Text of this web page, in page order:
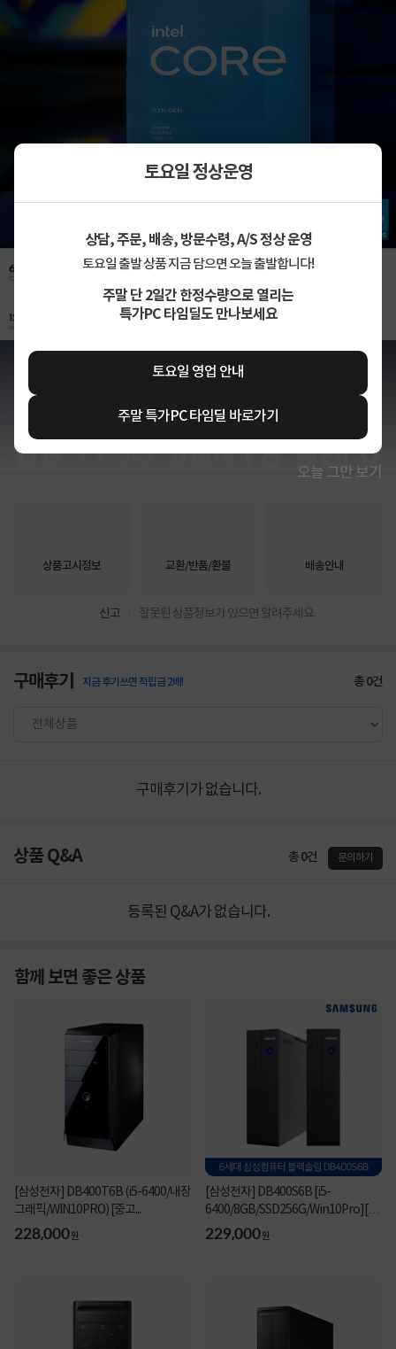
토요일 정상운영
상담, 주문, 배송, 방문수령, A/S 정상 운영
토요일 출발 상품 지금 담으면 오늘 출발합니다!
주말 단 2일간 한정수량으로 열리는
특가PC 타임딜도 만나보세요
토요일 영업 안내
주말 특가PC 타임딜 바로가기
오늘 그만 보기
상세정보 펼쳐보기
상품고시정보 교환/반품/환불 배송안내
신고 잘못된 상품정보가 있으면 알려주세요.
구매후기 지금 후기쓰면 적립금 2배! 총0건
구매후기가 없습니다.
상품 Q&A 총 0건 문의하기
등록된 Q&A가 없습니다.
함께 보면 좋은 상품
[삼성전자] DB400T6B (i5-6400/내장
그래픽/WIN10PRO) [중고...
228,000원
[삼성전자] DB400S6B [i5-
6400/8GB/SSD256G/Win10Pro][중
고...
229,000원